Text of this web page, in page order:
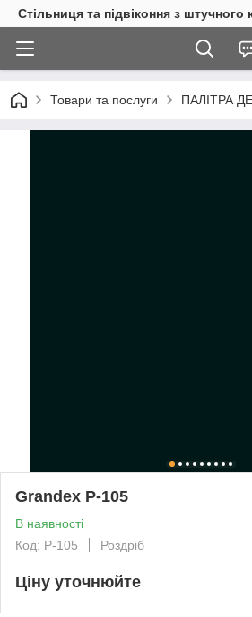
Стільниця та підвіконня з
Товари та послуги ПАЛІТРА
Grandex P-105
В наявності
Код: P-105
Роздріб
Ціну уточнюйте